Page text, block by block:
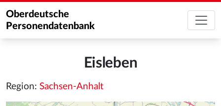
Oberdeutsche
Personendatenbank
Eisleben
Region: Sachsen-Anhalt